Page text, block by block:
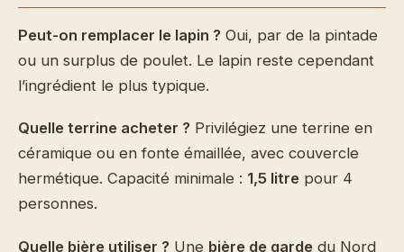
Peut-on remplacer le lapin ? Oui, par de la pintade
ou un surplus de poulet. Le lapin reste cependant
l’ingrédient le plus typique.
Quelle terrine acheter ? Privilégiez une terrine en
céramique ou en fonte émaillée, avec couvercle
hermétique. Capacité minimale : 1,5 litre pour 4
personnes.
Quelle bière utiliser ? Une bière de garde du Nord